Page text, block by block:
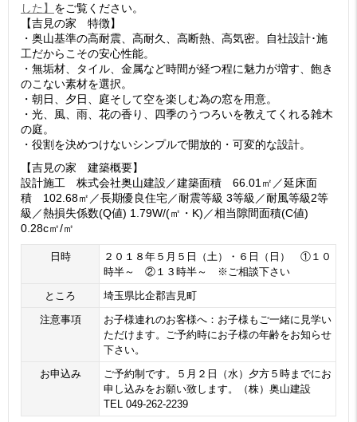
した】 をご覧ください。
【吉見の家 特徴】
・奥山基準の高耐震、高耐久、高断熱、高気密。自社設計･施
工だからこその安心性能。
・無垢材、タイル、金属など時間が経つ程に魅力が増す、飽き
のこない素材を選択。
・朝日、夕日、庭そして空を楽しむ為の窓を用意。
・光、風、雨、花の香り、四季のうつろいを教えてくれる雑木
の庭。
・役割を決めつけないシンプルで開放的・可変的な設計。
【吉見の家 建築概要】
設計施工 株式会社奥山建設／建築面積 66.01㎡／延床面
積 102.68㎡／長期優良住宅／耐震等級 3等級／耐風等級2等
級／熱損失係数(Q値) 1.79W/(㎡・K)／相当隙間面積(C値)
0.28c㎡/㎡
日時
２０１８年５月５日（土）・６日（日） ①１０
時半～ ②１３時半～ ※ご相談下さい
ところ
埼玉県比企郡吉見町
注意事項
お子様連れのお客様へ：お子様もご一緒に見学い
ただけます。ご予約時にお子様の年齢をお知らせ
下さい。
お申込み
ご予約制です。５月２日（水）夕方５時までにお
申し込みをお願い致します。（株）奥山建設
TEL 049-262-2239